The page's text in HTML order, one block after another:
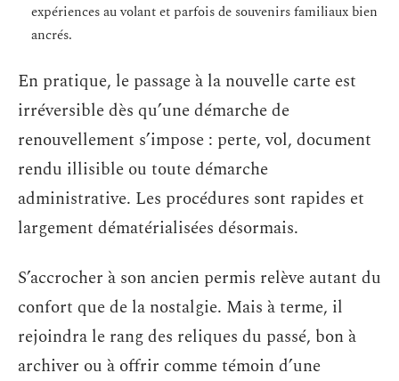
expériences au volant et parfois de souvenirs familiaux bien
ancrés.
En pratique, le passage à la nouvelle carte est
irréversible dès qu’une démarche de
renouvellement s’impose : perte, vol, document
rendu illisible ou toute démarche
administrative. Les procédures sont rapides et
largement dématérialisées désormais.
S’accrocher à son ancien permis relève autant du
confort que de la nostalgie. Mais à terme, il
rejoindra le rang des reliques du passé, bon à
archiver ou à offrir comme témoin d’une